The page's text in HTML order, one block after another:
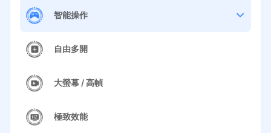
智能操作
自由多開
大螢幕 / 高幀
極致效能